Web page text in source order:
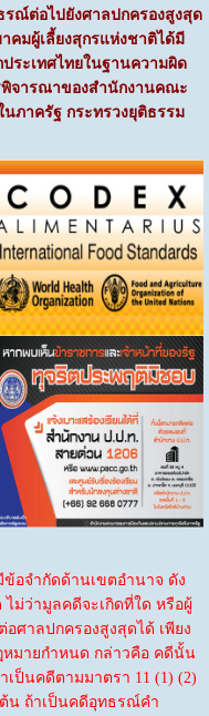
รณ์ต่อไปยังศาลปกครองสูงสุด
คมผู้เลี้ยงสุกรแห่งชาติได้มี
ระเทศไทยในฐานความผิด
พิจารณาของสำนักงานคณะ
ภาครัฐ กระทรวงยุติธรรม
จำกัดด้านเขตอำนาจ ดัง
ม่ว่ามูลคดีจะเกิดที่ใด หรือผู้
ศาลปกครองสูงสุดได้ เพียง
มายกำหนด กล่าวคือ คดีนั้น
ป็นคดีตามมาตรา 11 (1) (2)
น ถ้าเป็นคดีอุทธรณ์คำ